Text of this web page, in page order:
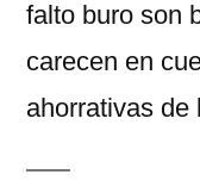
falto buro son
carecen en
ahorrativas de